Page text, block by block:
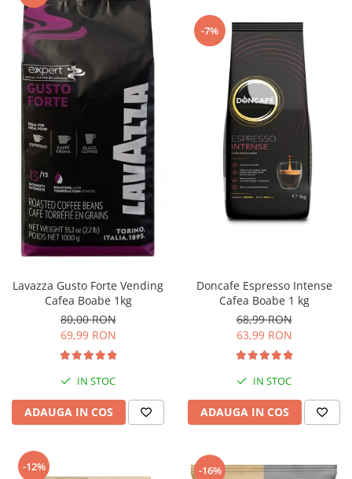
Lavazza Gusto Forte Vending
Cafea Boabe 1kg
80,00 RON
69,99 RON
IN STOC
ADAUGA IN COS
-7%
Doncafe Espresso Intense
Cafea Boabe 1 kg
68,99 RON
63,99 RON
IN STOC
ADAUGA IN COS
-12% -16%